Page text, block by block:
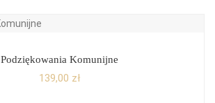
Podziękowania Komunijne
139,00 zł